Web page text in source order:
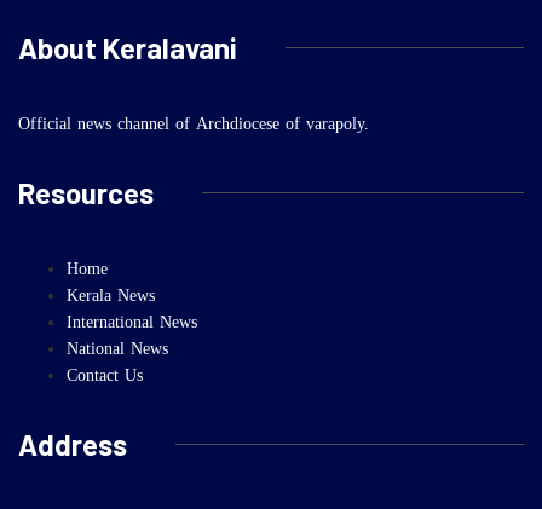
About Keralavani
Official news channel of Archdiocese of varapoly.
Resources
Home
Kerala News
International News
National News
Contact Us
Address